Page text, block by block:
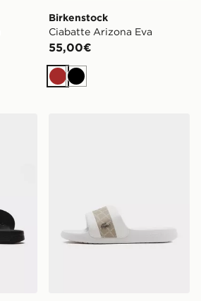
Birkenstock
Ciabatte Arizona Eva
55,00€
Marrone
Nero